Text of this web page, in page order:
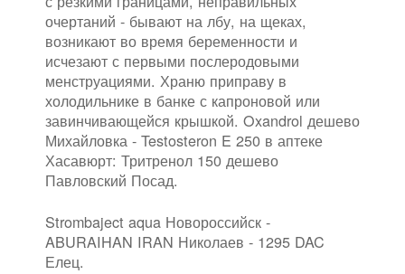
очертаний - бывают на лбу, на щеках,
возникают во время беременности и
исчезают с первыми послеродовыми
менструациями. Храню приправу в
холодильнике в банке с капроновой или
завинчивающейся крышкой. Oxandrol дешево
Михайловка - Testosteron E 250 в аптеке
Хасавюрт: Тритренол 150 дешево
Павловский Посад.
Strombaject aqua Новороссийск -
ABURAIHAN IRAN Николаев - 1295 DAC
Елец.